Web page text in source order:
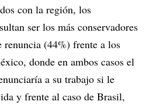
con la región, los
ser los más conservadores
renuncia (44%) frente a los
donde en ambos casos el
a su trabajo si le
y frente al caso de Brasil,